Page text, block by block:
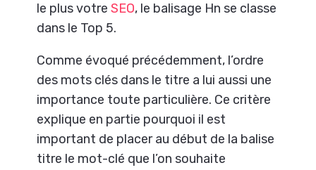
le plus votreSEO, le balisage Hn se classe
dans le Top 5.
Comme évoqué précédemment, l’ordre
des mots clés dans le titre a lui aussi une
importance toute particulière. Ce critère
explique en partie pourquoi il est
important de placer au début de la balise
titre le mot-clé que l’on souhaite